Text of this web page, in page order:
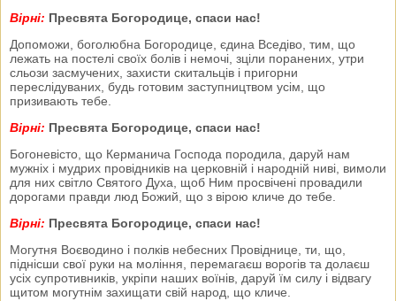
Вірні: Пресвята Богородице, спаси нас!
Допоможи, боголюбна Богородице, єдина Вседіво, тим, що
лежать на постелі своїх болів і немочі, зціли поранених, утри
сльози засмучених, захисти скитальців і пригорни
переслідуваних, будь готовим заступництвом усім, що
призивають тебе.
Вірні: Пресвята Богородице, спаси нас!
Богоневісто, що Керманича Господа породила, даруй нам
мужніх і мудрих провідників на церковній і народній ниві, вимоли
для них світло Святого Духа, щоб Ним просвічені провадили
дорогами правди люд Божий, що з вірою кличе до тебе.
Вірні: Пресвята Богородице, спаси нас!
Могутня Воєводино і полків небесних Провіднице, ти, що,
піднісши свої руки на моління, перемагаєш ворогів та долаєш
усіх супротивників, укріпи наших воїнів, даруй їм силу і відвагу
щитом могутнім захищати свій народ, що кличе.